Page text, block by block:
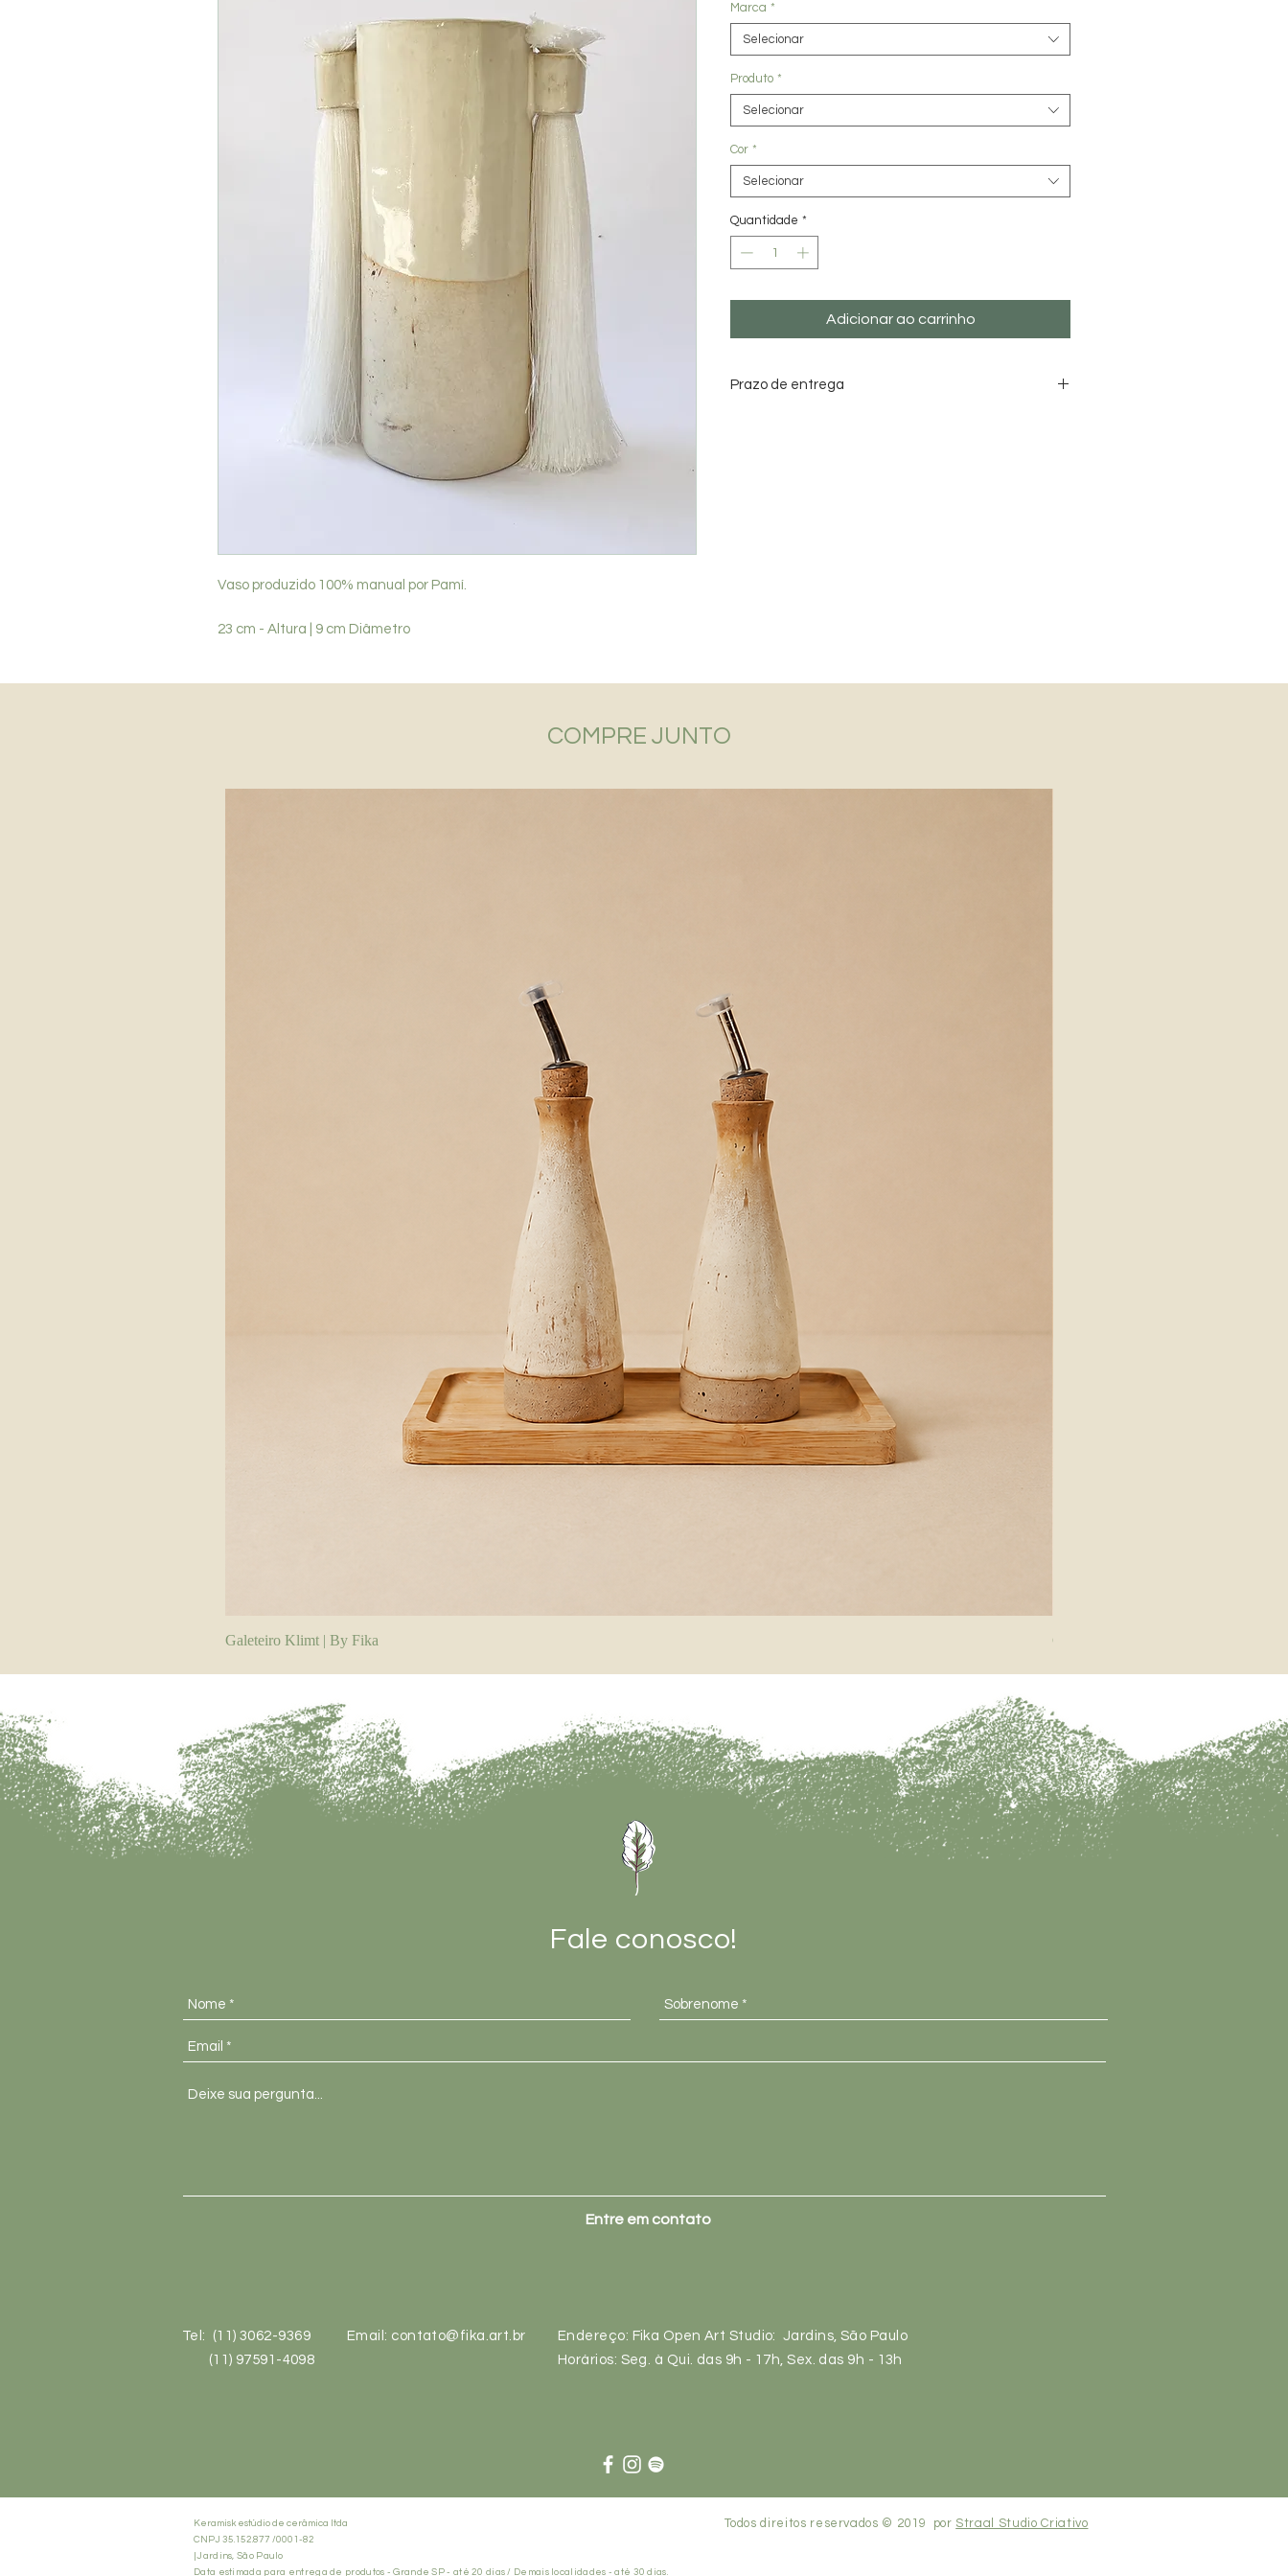
Vaso produzido 100% manual por Pamí.
23 cm - Altura | 9 cm Diâmetro
Marca *
Selecionar
Produto *
Selecionar
Cor *
Selecionar
Quantidade *
Adicionar ao carrinho
Prazo de entrega
COMPRE JUNTO
Galeteiro Klimt | By Fika Galeteiro Branco | By Fika
Fale conosco!
Entre em contato
Tel: (11) 3062-9369
(11) 97591-4098
Email: contato@fika.art.br
Endereço: Fika Open Art Studio: Jardins, São Paulo
Horários: Seg. à Qui. das 9h - 17h, Sex. das 9h - 13 h
Todos direitos reservados © 2019 por Straal Studio Criativo
Keramisk estúdio de cerâmica ltda
CNPJ 35.152.877 /0001-82
|Jardins, São Paulo
Data estimada para entrega de produtos - Grande SP - até 20 dias / Demais localidades - até 30 dias.